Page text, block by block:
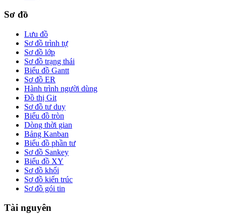
Sơ đồ
Lưu đồ
Sơ đồ trình tự
Sơ đồ lớp
Sơ đồ trạng thái
Biểu đồ Gantt
Sơ đồ ER
Hành trình người dùng
Đồ thị Git
Sơ đồ tư duy
Biểu đồ tròn
Dòng thời gian
Bảng Kanban
Biểu đồ phần tư
Sơ đồ Sankey
Biểu đồ XY
Sơ đồ khối
Sơ đồ kiến trúc
Sơ đồ gói tin
Tài nguyên